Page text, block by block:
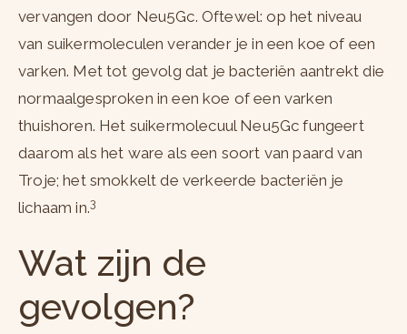
vervangen door Neu5Gc. Oftewel: op het niveau
van suikermoleculen verander je in een koe of een
varken. Met tot gevolg dat je bacteriën aantrekt die
normaalgesproken in een koe of een varken
thuishoren. Het suikermolecuul Neu5Gc fungeert
daarom als het ware als een soort van paard van
Troje; het smokkelt de verkeerde bacteriën je
lichaam in.3
Wat zijn de
gevolgen?